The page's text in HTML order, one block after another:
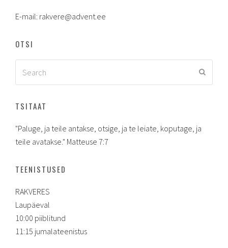
E-mail: rakvere@advent.ee
OTSI
TSITAAT
"Paluge, ja teile antakse, otsige, ja te leiate, koputage, ja
teile avatakse." Matteuse 7:7
TEENISTUSED
RAKVERES
Laupäeval
10:00 piiblitund
11:15 jumalateenistus